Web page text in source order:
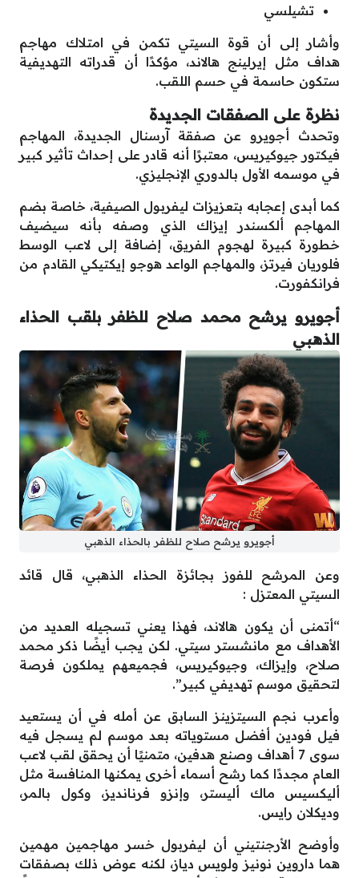
تشيلسي
وأشار إلى أن قوة السيتي تكمن في امتلاك مهاجم
هداف مثل إيرلينج هالاند، مؤكدًا أن قدراته التهديفية
ستكون حاسمة في حسم اللقب.
نظرة على الصفقات الجديدة
وتحدث أجويرو عن صفقة آرسنال الجديدة، المهاجم
فيكتور جيوكيريس، معتبرًا أنه قادر على إحداث تأثير كبير
في موسمه الأول بالدوري الإنجليزي.
كما أبدى إعجابه بتعزيزات ليفربول الصيفية، خاصة بضم
المهاجم ألكسندر إيزاك الذي وصفه بأنه سيضيف
خطورة كبيرة لهجوم الفريق، إضافة إلى لاعب الوسط
فلوريان فيرتز، والمهاجم الواعد هوجو إيكتيكي القادم من
فرانكفورت.
أجويرو يرشح محمد صلاح للظفر بلقب الحذاء
الذهبي
أجويرو يرشح صلاح للظفر بالحذاء الذهبي
وعن المرشح للفوز بجائزة الحذاء الذهبي، قال قائد
السيتي المعتزل :
“أتمنى أن يكون هالاند، فهذا يعني تسجيله العديد من
الأهداف مع مانشستر سيتي. لكن يجب أيضًا ذكر محمد
صلاح، وإيزاك، وجيوكيريس، فجميعهم يملكون فرصة
لتحقيق موسم تهديفي كبير”.
وأعرب نجم السيتزينز السابق عن أمله في أن يستعيد
فيل فودين أفضل مستوياته بعد موسم لم يسجل فيه
سوى 7 أهداف وصنع هدفين، متمنيًا أن يحقق لقب لاعب
العام مجددًا كما رشح أسماء أخرى يمكنها المنافسة مثل
أليكسيس ماك أليستر، وإنزو فرنانديز، وكول بالمر،
وديكلان رايس.
وأوضح الأرجنتيني أن ليفربول خسر مهاجمين مهمين
هما داروين نونيز ولويس دياز، لكنه عوض ذلك بصفقات